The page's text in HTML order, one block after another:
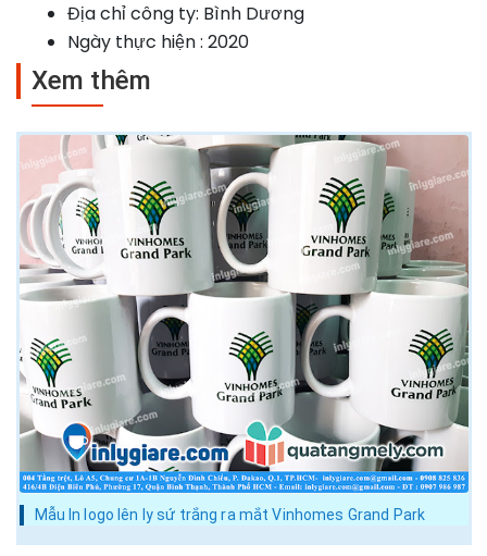
Địa chỉ công ty: Bình Dương
Ngày thực hiện : 2020
Xem thêm
Mẫu In logo lên ly sứ trắng ra mắt Vinhomes Grand Park